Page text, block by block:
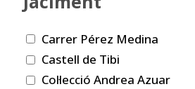
Carrer Pérez Medina
Castell de Tibi
Col·lecció Andrea Azuar